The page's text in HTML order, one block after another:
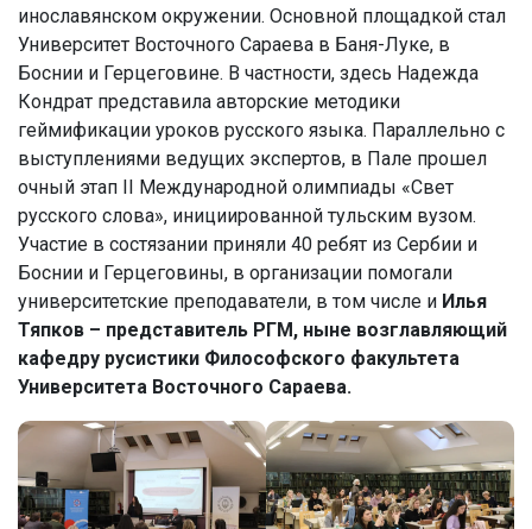
инославянском окружении. Основной площадкой стал
Университет Восточного Сараева в Баня-Луке, в
Боснии и Герцеговине. В частности, здесь Надежда
Кондрат представила авторские методики
геймификации уроков русского языка. Параллельно с
выступлениями ведущих экспертов, в Пале прошел
очный этап II Международной олимпиады «Свет
русского слова», инициированной тульским вузом.
Участие в состязании приняли 40 ребят из Сербии и
Боснии и Герцеговины, в организации помогали
университетские преподаватели, в том числе и Илья
Тяпков – представитель РГМ, ныне возглавляющий
кафедру русистики Философского факультета
Университета Восточного Сараева.